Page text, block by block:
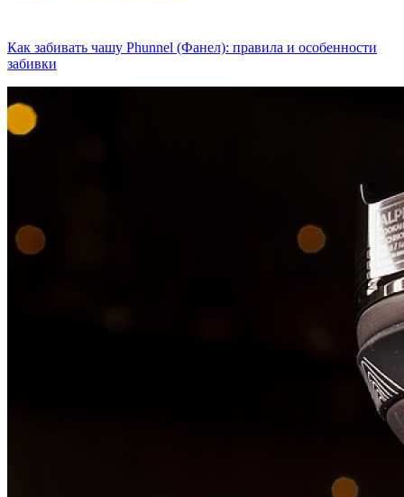
Как забивать чашу Phunnel (Фанел): правила и особенности
забивки